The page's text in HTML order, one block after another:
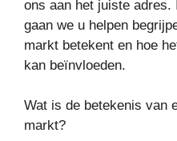
ons aan het juiste
gaan we u helpen
markt betekent en hoe
kan beïnvloeden.
Wat is de betekenis van
markt?